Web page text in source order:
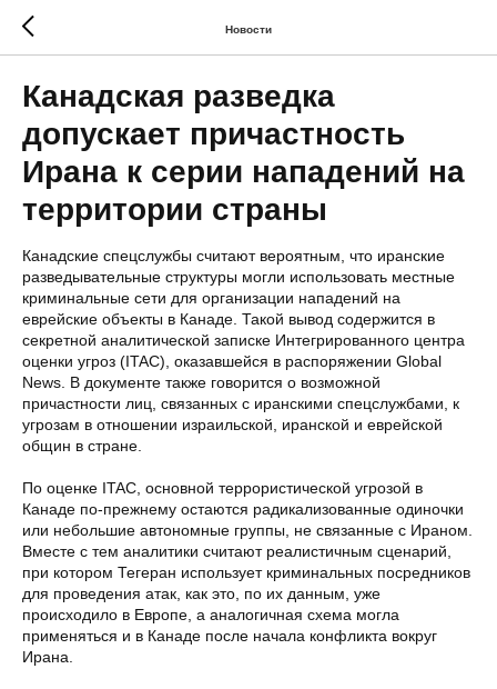
Новости
Канадская разведка
допускает причастность
Ирана к серии нападений на
территории страны
Канадские спецслужбы считают вероятным, что иранские
разведывательные структуры могли использовать местные
криминальные сети для организации нападений на
еврейские объекты в Канаде. Такой вывод содержится в
секретной аналитической записке Интегрированного центра
оценки угроз (ITAC), оказавшейся в распоряжении Global
News. В документе также говорится о возможной
причастности лиц, связанных с иранскими спецслужбами, к
угрозам в отношении израильской, иранской и еврейской
общин в стране.
По оценке ITAC, основной террористической угрозой в
Канаде по-прежнему остаются радикализованные одиночки
или небольшие автономные группы, не связанные с Ираном.
Вместе с тем аналитики считают реалистичным сценарий,
при котором Тегеран использует криминальных посредников
для проведения атак, как это, по их данным, уже
происходило в Европе, а аналогичная схема могла
применяться и в Канаде после начала конфликта вокруг
Ирана.